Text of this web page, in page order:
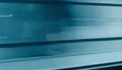
Fliegen durch den
FPV-Videos